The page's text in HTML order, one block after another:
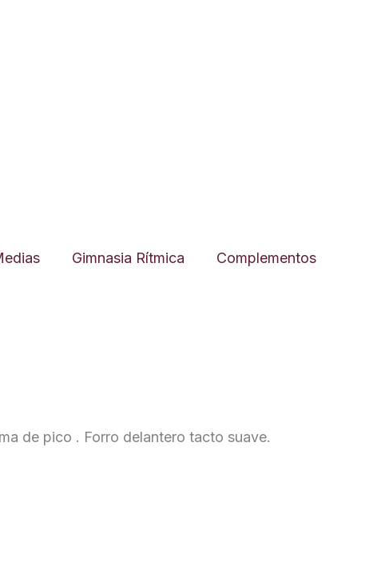
Gimnasia Rítmica Complementos
de pico . Forro delantero tacto suave.